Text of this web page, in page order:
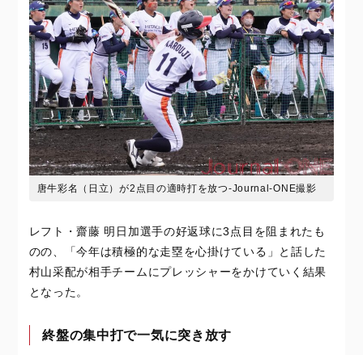
唐牛彩名（日立）が2点目の適時打を放つ-Journal-ONE撮影
レフト・齋藤 明日加選手の好返球に3点目を阻まれたも
のの、「今年は積極的な走塁を心掛けている」と話した
村山采配が相手チームにプレッシャーをかけていく結果
となった。
終盤の集中打で一気に突き放す